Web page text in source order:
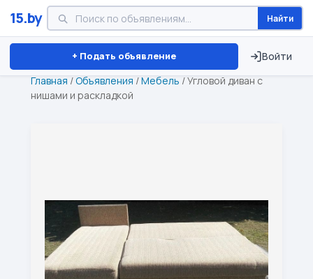
15.by Найти
+ Подать объявление Войти
Минск Витебск Брест ⏱ ТОЛЬКО 15 ДНЕЙ
Главная /Объявления /Мебель /Угловой диван с
нишами и раскладкой